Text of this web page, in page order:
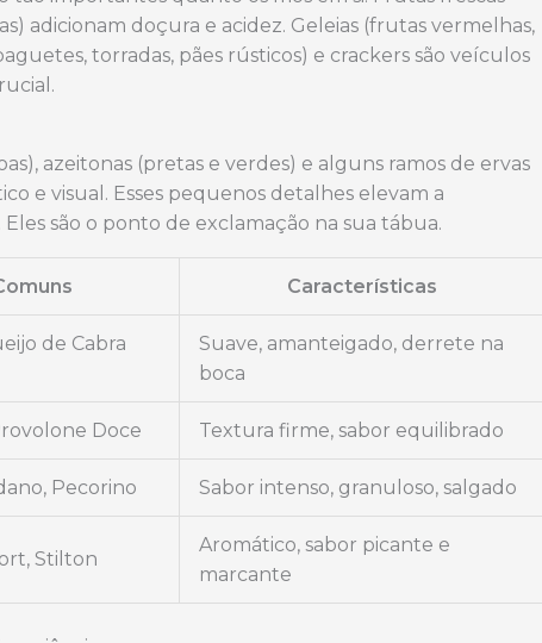
adicionam doçura e acidez. Geleias (frutas vermelhas,
torradas, pães rústicos) e crackers são veículos
azeitonas (pretas e verdes) e alguns ramos de ervas
e visual. Esses pequenos detalhes elevam a
são o ponto de exclamação na sua tábua.
Características
de Cabra
Suave, amanteigado, derrete na
boca
Doce Textura firme, sabor equilibrado
Pecorino Sabor intenso, granuloso, salgado
Stilton
Aromático, sabor picante e
marcante